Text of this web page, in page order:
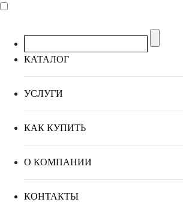
КАТАЛОГ
УСЛУГИ
КАК КУПИТЬ
О КОМПАНИИ
КОНТАКТЫ